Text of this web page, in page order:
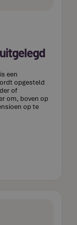
een
opgesteld
of
om, boven op
op te